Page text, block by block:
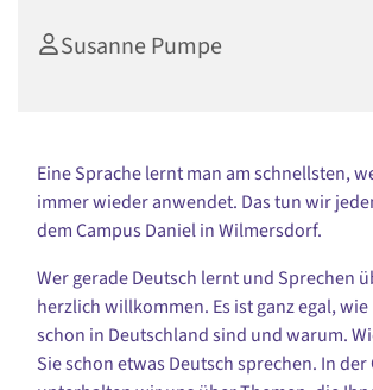
Susanne Pumpe
Eine Sprache lernt man am schnellsten,
immer wieder anwendet. Das tun wir
dem Campus Daniel in Wilmersdorf.
Wer gerade Deutsch lernt und Sprechen
herzlich willkommen. Es ist ganz egal, wie
schon in Deutschland sind und warum.
Sie schon etwas Deutsch sprechen. In